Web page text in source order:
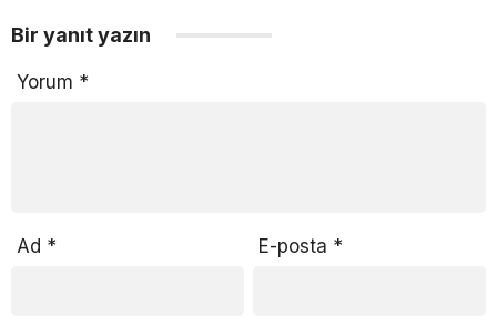
Bir yanıt yazın
Yorum *
Ad * E-posta *